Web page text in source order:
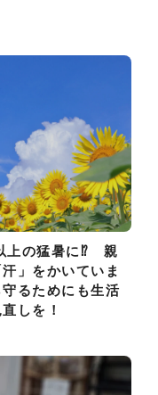
上の猛暑に⁉ 親
」をかいていま
るためにも生活
しを！